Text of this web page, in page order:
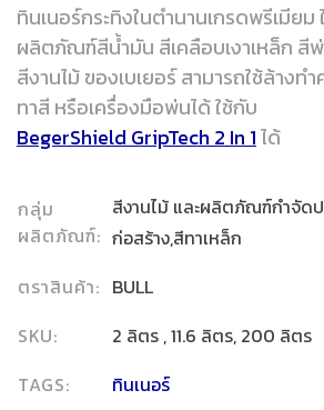
ทินเนอร์กระทิงในตำนานเกรดพรีเมียม
ผลิตภัณฑ์สีน้ำมัน สีเคลือบเงาเหล็ก สี
สีงานไม้ ของเบเยอร์ สามารถใช้ล้างท
ทาสี หรือเครื่องมือพ่นได้ ใช้กับ
BegerShield GripTech 2 In 1ได้
กลุ่ม
ผลิตภัณฑ์:
สีงานไม้ และผลิตภัณฑ์กำจั
ก่อสร้าง,สีทาเหล็ก
ตราสินค้า: BULL
SKU:
2 ลิตร , 11.6 ลิตร, 200 ลิตร
TAGS:
ทินเนอร์